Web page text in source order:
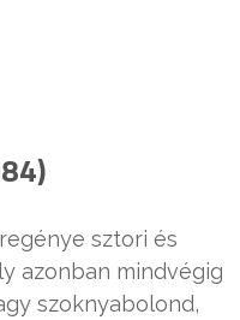
sztori és
azonban mindvégig
szoknyabolond,